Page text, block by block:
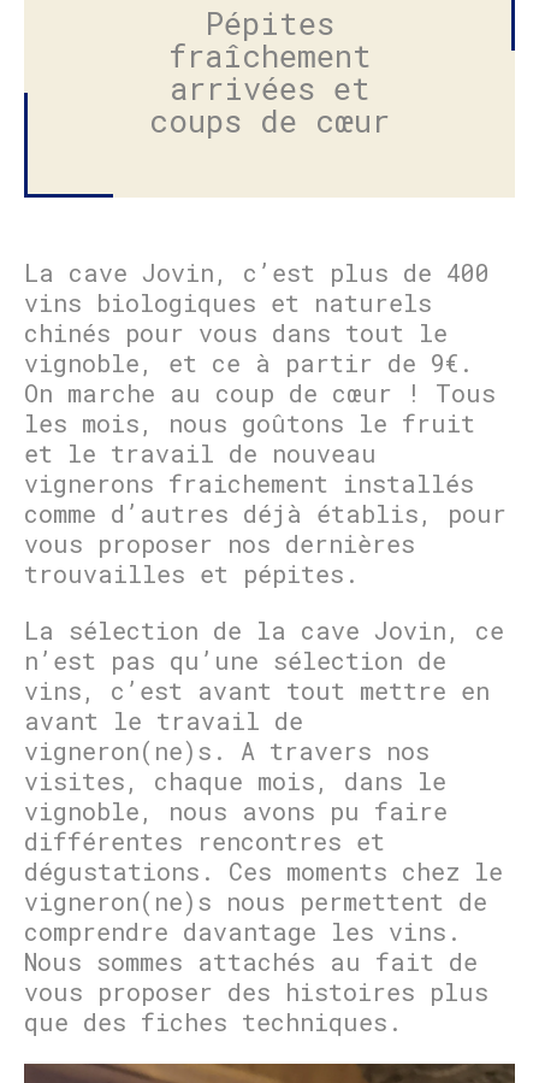
Pépites
fraîchement
arrivées et
coups de cœur
La cave Jovin, c’est plus de 400
vins biologiques et naturels
chinés pour vous dans tout le
vignoble, et ce à partir de 9€.
On marche au coup de cœur ! Tous
les mois, nous goûtons le fruit
et le travail de nouveau
vignerons fraichement installés
comme d’autres déjà établis, pour
vous proposer nos dernières
trouvailles et pépites.
La sélection de la cave Jovin, ce
n’est pas qu’une sélection de
vins, c’est avant tout mettre en
avant le travail de
vigneron(ne)s. A travers nos
visites, chaque mois, dans le
vignoble, nous avons pu faire
différentes rencontres et
dégustations. Ces moments chez le
vigneron(ne)s nous permettent de
comprendre davantage les vins.
Nous sommes attachés au fait de
vous proposer des histoires plus
que des fiches techniques.